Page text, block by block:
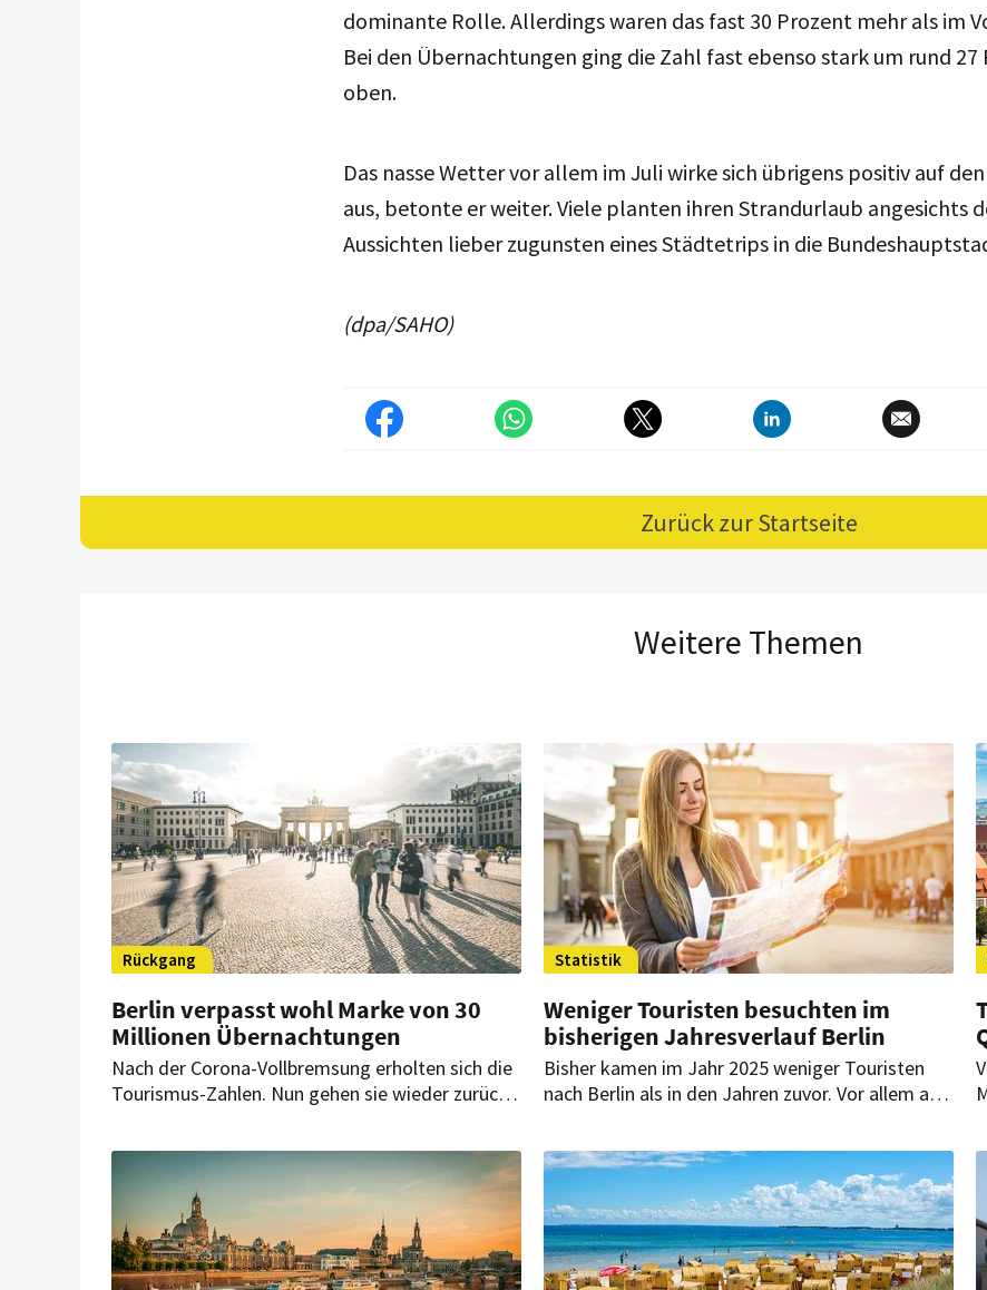
dominante Rolle. Allerdings waren das fast 30 Prozent mehr als im
Bei den Übernachtungen ging die Zahl fast ebenso stark um rund 27
oben.
Das nasse Wetter vor allem im Juli wirke sich übrigens positiv auf
aus, betonte er weiter. Viele planten ihren Strandurlaub angesichts
Aussichten lieber zugunsten eines Städtetrips in die
(dpa/SAHO)
Zurück zur Startseite
Weitere Themen
Rückgang
Berlin verpasst wohl Marke von 30
Millionen Übernachtungen
Nach der Corona-Vollbremsung erholten sich die
Tourismus-Zahlen. Nun gehen sie wieder zurück.
das liegt.
Statistik
Weniger Touristen besuchten im
bisherigen Jahresverlauf Berlin
Bisher kamen im Jahr 2025 weniger Touristen
nach Berlin als in den Jahren zuvor. Vor allem aus